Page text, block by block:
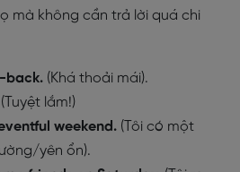
mà không cần trả lời quá chi
back. (Khá thoải mái).
(Tuyệt lắm!)
weekend. (Tôi có một
yên ổn).